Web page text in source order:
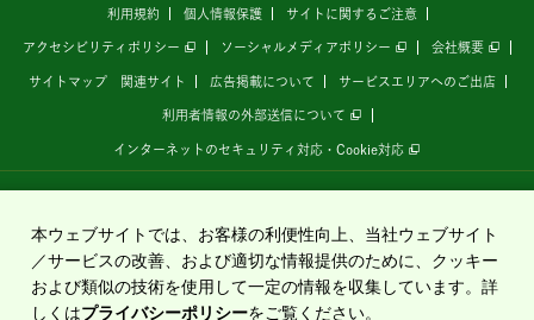
利用規約 個人情報保護 サイトに関するご注意
アクセシビリティポリシー ソーシャルメディアポリシー 会社概要
サイトマップ 関連サイト 広告掲載について サービスエリアへのご出店
利用者情報の外部送信について
インターネットのセキュリティ対応・Cookie対応
運営しています。
Copyright©2020 East Nippon Expressway Company Limited
All Rights Reserved.
本ウェブサイトでは、お客様の利便性向上、当社ウェブサイト
／サービスの改善、および適切な情報提供のために、クッキー
および類似の技術を使用して一定の情報を収集しています。詳
しくはプライバシーポリシーをご覧ください。